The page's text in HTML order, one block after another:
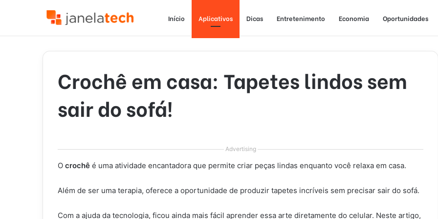
Início Aplicativos Dicas Entretenimento Economia Oportunidades
Crochê em casa: Tapetes lindos sem
sair do sofá!
Advertising
O crochê é uma atividade encantadora que permite criar peças lindas enquanto você relaxa em casa.
Além de ser uma terapia, oferece a oportunidade de produzir tapetes incríveis sem precisar sair do sofá.
Com a ajuda da tecnologia, ficou ainda mais fácil aprender essa arte diretamente do celular. Neste artigo,